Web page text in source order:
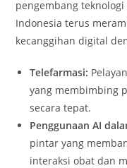
pengembang
Indonesia terus
kecanggihan digital
Telefarmasi:
yang membimbing
secara tepat.
Penggunaan AI
pintar yang
interaksi obat dan